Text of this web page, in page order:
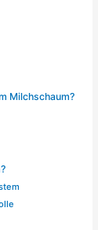
Milchschaum?